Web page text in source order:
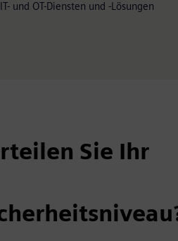
und OT-Diensten und -Lösungen
Sie Ihr